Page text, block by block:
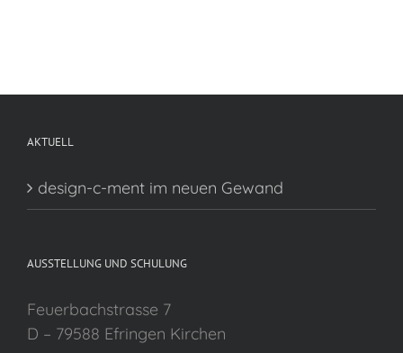
AKTUELL
design-c-ment im neuen Gewand
AUSSTELLUNG UND SCHULUNG
Feuerbachstrasse 7
D – 79588 Efringen Kirchen